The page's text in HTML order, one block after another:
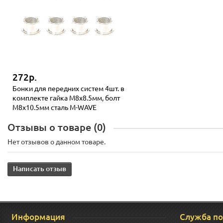
272р.
Бонки для передних систем 4шт. в
комплекте гайка M8x8.5мм, болт
M8x10.5мм сталь M-WAVE
Отзывы о товаре (0)
Нет отзывов о данном товаре.
Написать отзыв
Информация Служба